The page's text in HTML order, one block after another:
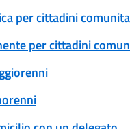
per cittadini
per cittadini